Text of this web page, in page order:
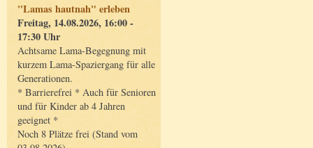
"Lamas hautnah" erleben
Freitag, 14.08.2026, 16:00 -
17:30 Uhr
Achtsame Lama-Begegnung mit
kurzem Lama-Spaziergang für alle
Generationen.
* Barrierefrei * Auch für Senioren
und für Kinder ab 4 Jahren
geeignet *
Noch 8 Plätze frei (Stand vom